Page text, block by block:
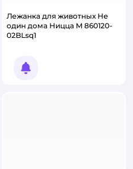
Лежанка для животных Не
один дома Ницца M 860120-
02BLsq1
Уведомить о появлении